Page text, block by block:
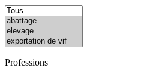
Professions